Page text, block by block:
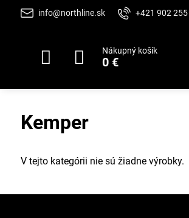
info@northline.sk +421 902
Nákupný košík
0 €
Kemper
V tejto kategórii nie sú žiadne výrobky.